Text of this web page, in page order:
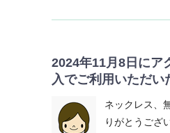
2024年11月8日にア
入でご利用いただい
ネックレス、
りがとうござ